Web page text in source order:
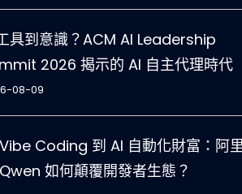
具到意識？ACM AI Leadership
2026 揭示的 AI 自主代理時代
08-09
Coding 到 AI 自動化財富：阿
如何顛覆開發者生態？